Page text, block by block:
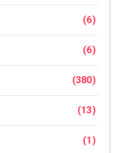
(6)
(6)
(380)
(13)
(1)